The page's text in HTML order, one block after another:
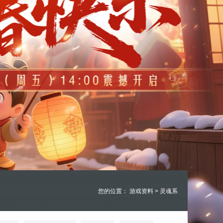
您的位置： 游戏资料 > 灵魂系